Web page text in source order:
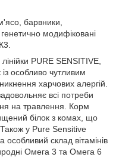
барвники,
модифіковані
PURE SENSITIVE,
особливо чутливим
харчових алергій.
всі потреби
на травлення. Корм
білок з комах, що
Також у Pure Sensitive
склад вітамінів
Омега 3 та Омега 6